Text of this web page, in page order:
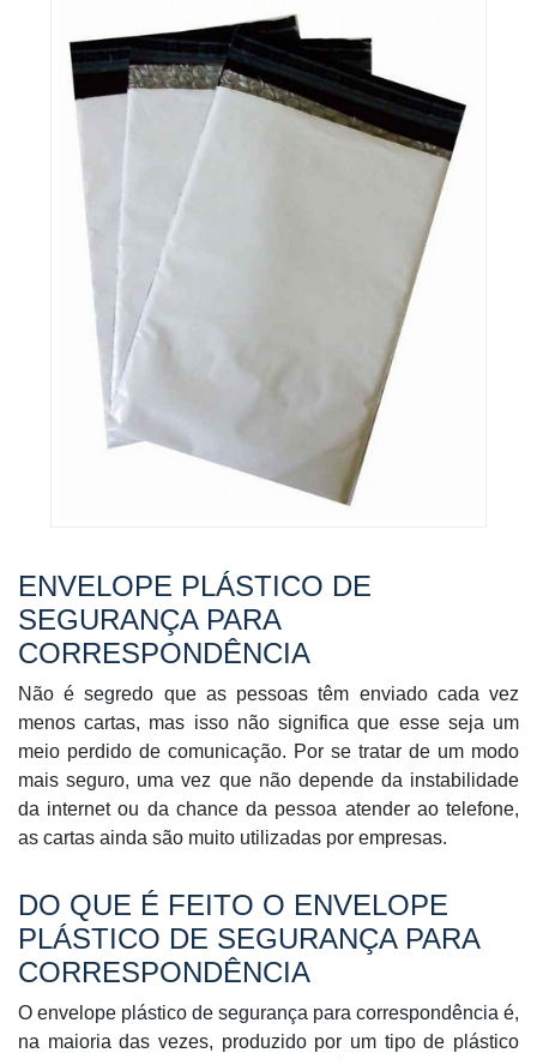
ENVELOPE PLÁSTICO DE
SEGURANÇA PARA
CORRESPONDÊNCIA
Não é segredo que as pessoas têm enviado cada vez
menos cartas, mas isso não significa que esse seja um
meio perdido de comunicação. Por se tratar de um modo
mais seguro, uma vez que não depende da instabilidade
da internet ou da chance da pessoa atender ao telefone,
as cartas ainda são muito utilizadas por empresas.
DO QUE É FEITO O ENVELOPE
PLÁSTICO DE SEGURANÇA PARA
CORRESPONDÊNCIA
O envelope plástico de segurança para correspondência é,
na maioria das vezes, produzido por um tipo de plástico